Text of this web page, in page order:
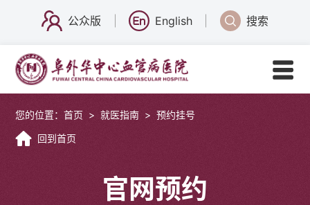
公众版 English 搜索
您的位置：首页 > 就医指南 > 预约挂号
回到首页
官网预约